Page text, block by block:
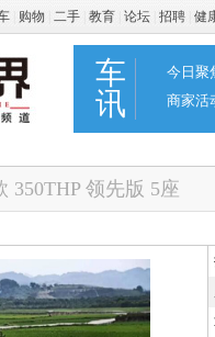
购物 二手 教育 论坛 招聘 健
车
讯
今日聚
商家活
350THP 领先版 5座